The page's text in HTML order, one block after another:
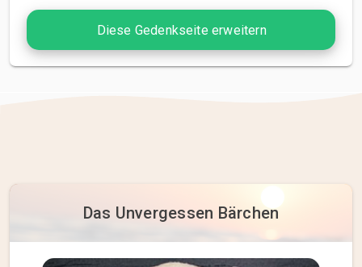
Diese Gedenkseite erweitern
Das Unvergessen Bärchen